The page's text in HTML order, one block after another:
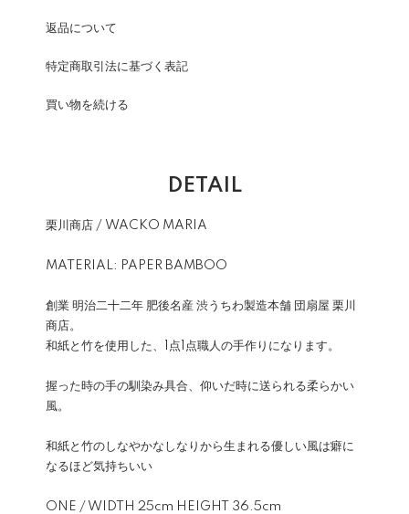
返品について
特定商取引法に基づく表記
買い物を続ける
DETAIL
栗川商店 / WACKO MARIA
MATERIAL: PAPER BAMBOO
創業 明治二十二年 肥後名産 渋うちわ製造本舗 団扇屋 栗川
商店。
和紙と竹を使用した、1点1点職人の手作りになります。
握った時の手の馴染み具合、仰いだ時に送られる柔らかい
風。
和紙と竹のしなやかなしなりから生まれる優しい風は癖に
なるほど気持ちいい
ONE / WIDTH 25cm HEIGHT 36.5cm